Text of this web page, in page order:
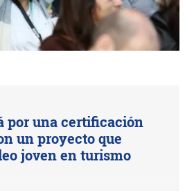
por una certificación
un proyecto que
joven en turismo